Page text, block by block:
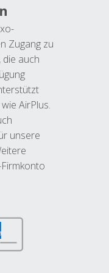
Zugang zu
auch
AirPlus.
unsere